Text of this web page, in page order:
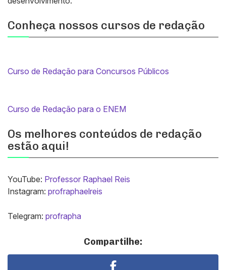
Conheça nossos cursos de redação
Curso de Redação para Concursos Públicos
Curso de Redação para o ENEM
Os melhores conteúdos de redação
estão aqui!
YouTube: Professor Raphael Reis
Instagram: profraphaelreis
Telegram: profrapha
Compartilhe: